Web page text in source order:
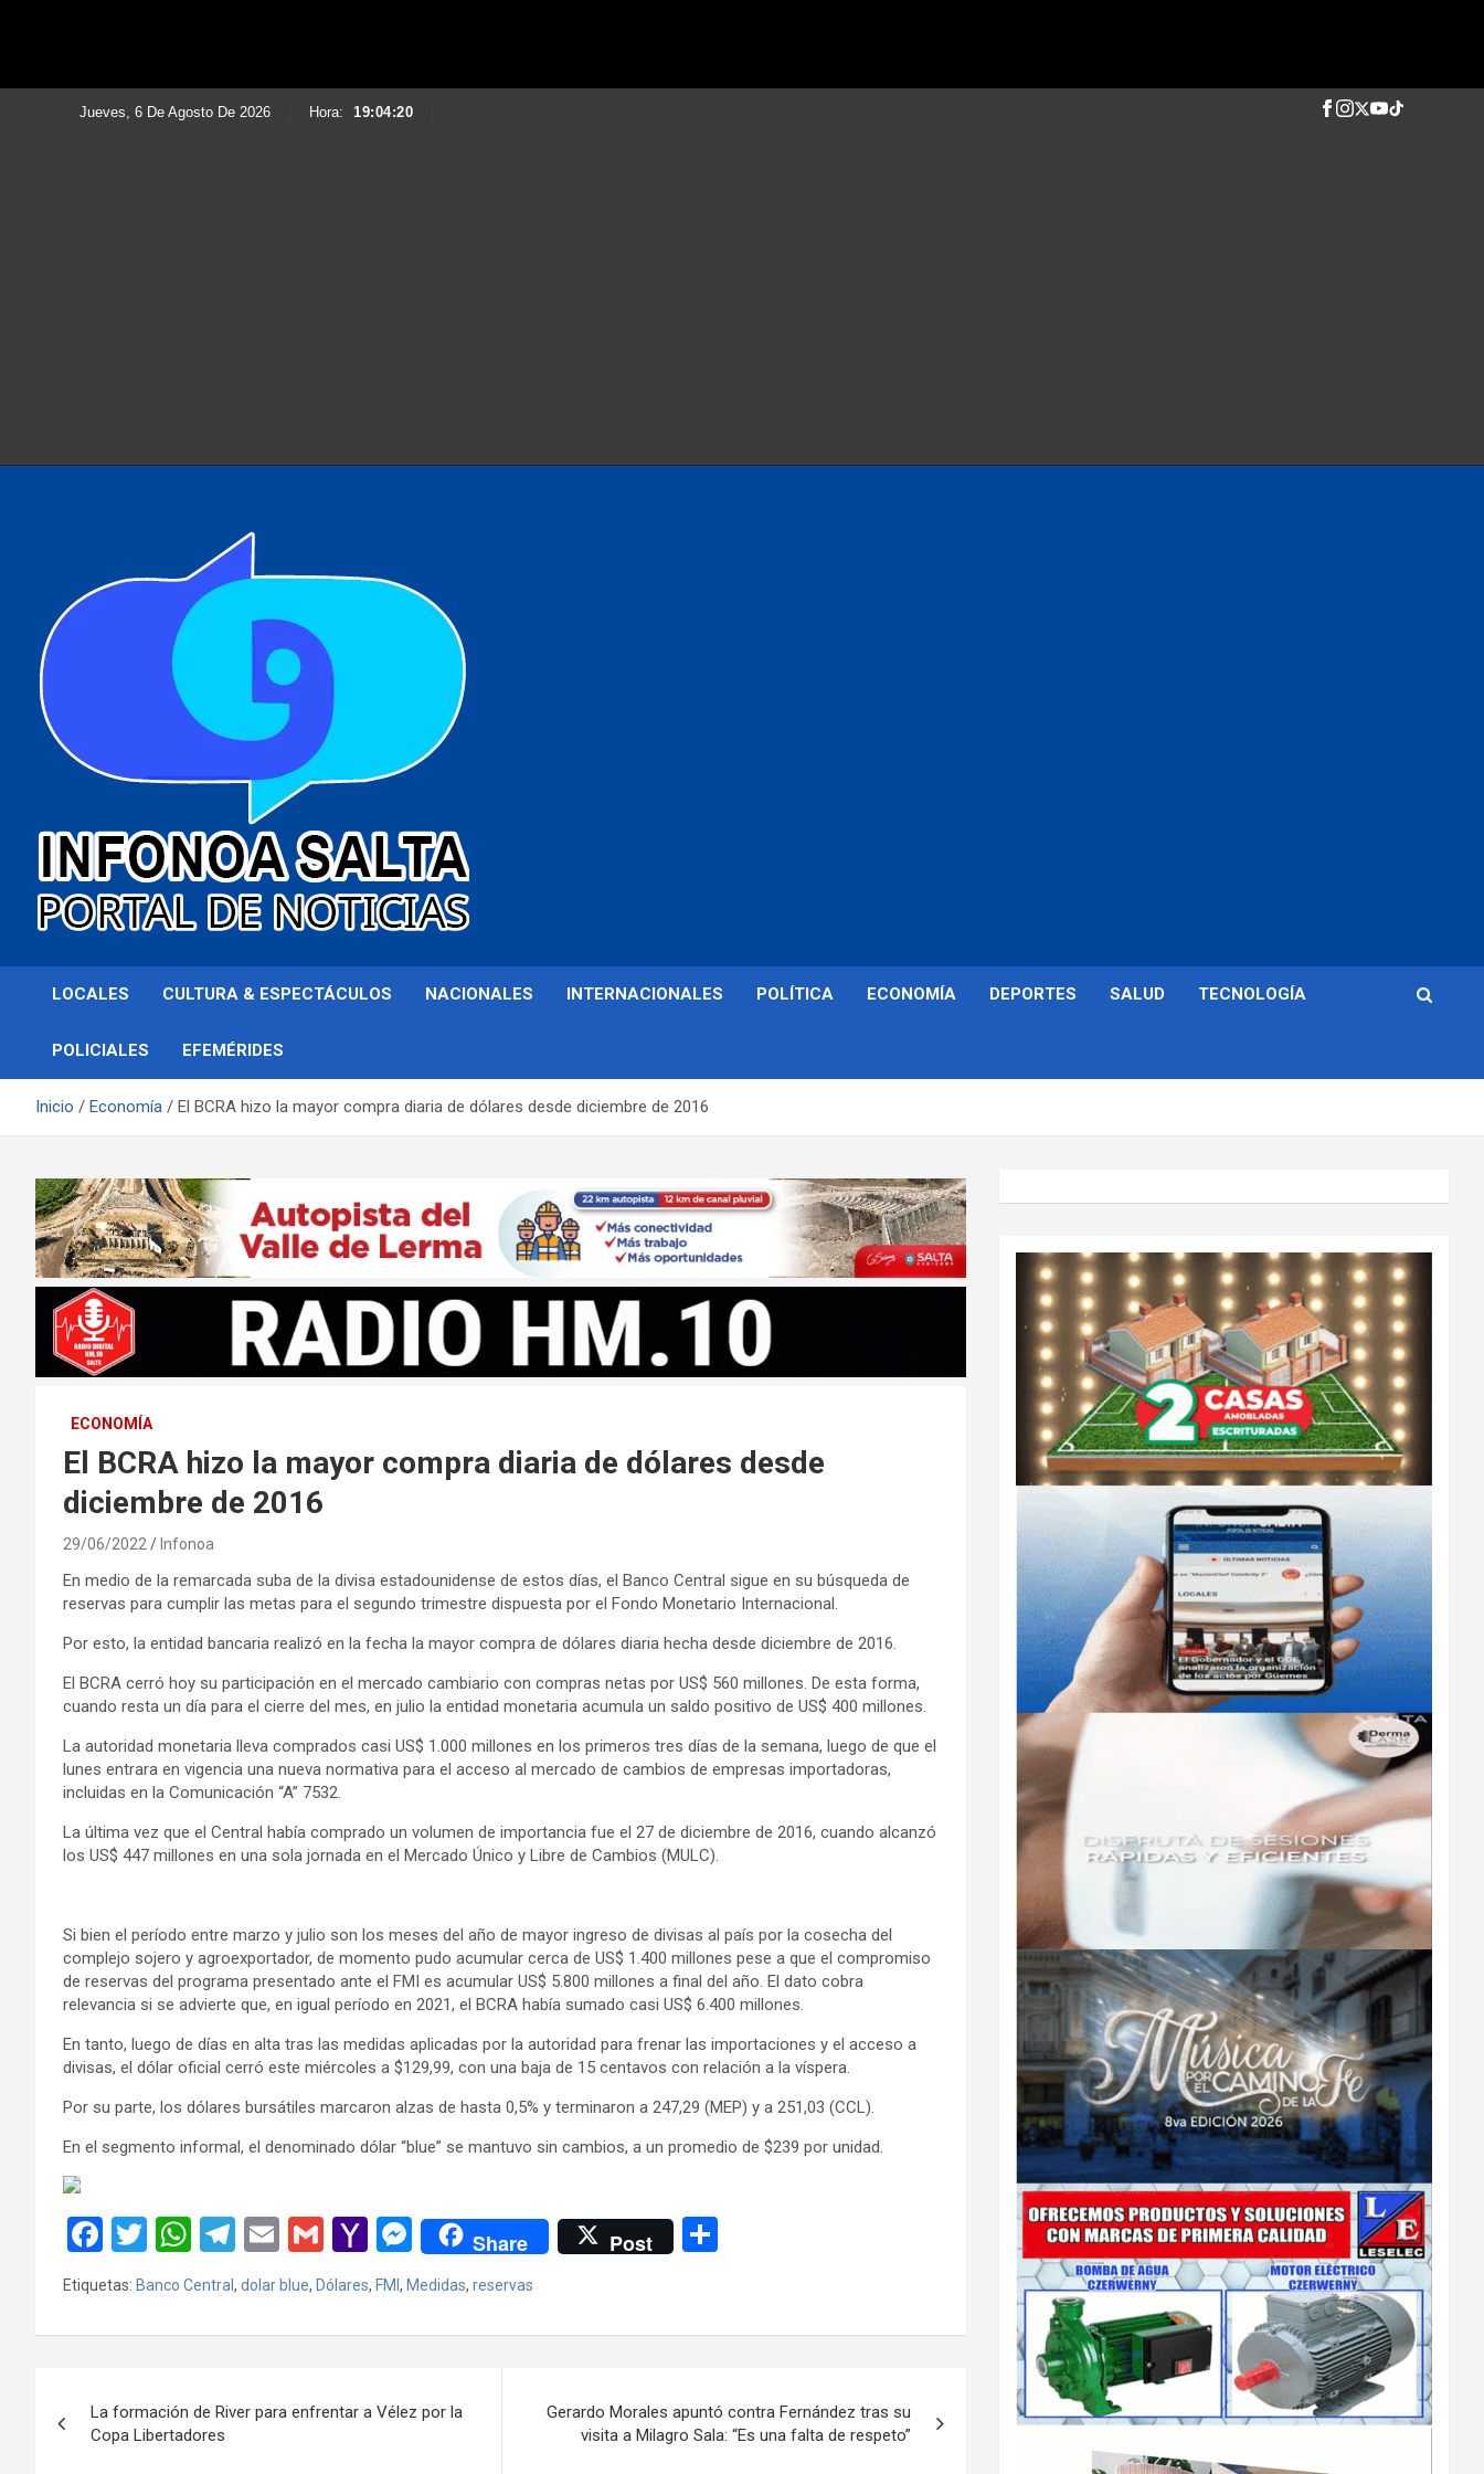
Jueves, 6 De Agosto De 2026 Hora: 19:04:21
Infonoa Salta
LOCALES CULTURA & ESPECTÁCULOS NACIONALES INTERNACIONALES POLÍTICA ECONOMÍA DEPORTES SALUD TECNOLOGÍA
POLICIALES EFEMÉRIDES
Inicio Economía El BCRA hizo la mayor compra diaria de dólares desde diciembre de 2016
ECONOMÍA
El BCRA hizo la mayor compra diaria de dólares desde
diciembre de 2016
29/06/2022 Infonoa
En medio de la remarcada suba de la divisa estadounidense de estos días, el Banco Central sigue en su búsqueda de
reservas para cumplir las metas para el segundo trimestre dispuesta por el Fondo Monetario Internacional.
Por esto, la entidad bancaria realizó en la fecha la mayor compra de dólares diaria hecha desde diciembre de 2016.
El BCRA cerró hoy su participación en el mercado cambiario con compras netas por US$ 560 millones. De esta forma,
cuando resta un día para el cierre del mes, en julio la entidad monetaria acumula un saldo positivo de US$ 400 millones.
La autoridad monetaria lleva comprados casi US$ 1.000 millones en los primeros tres días de la semana, luego de que el
lunes entrara en vigencia una nueva normativa para el acceso al mercado de cambios de empresas importadoras,
incluidas en la Comunicación “A” 7532.
La última vez que el Central había comprado un volumen de importancia fue el 27 de diciembre de 2016, cuando alcanzó
los US$ 447 millones en una sola jornada en el Mercado Único y Libre de Cambios (MULC).
Si bien el período entre marzo y julio son los meses del año de mayor ingreso de divisas al país por la cosecha del
complejo sojero y agroexportador, de momento pudo acumular cerca de US$ 1.400 millones pese a que el compromiso
de reservas del programa presentado ante el FMI es acumular US$ 5.800 millones a final del año. El dato cobra
relevancia si se advierte que, en igual período en 2021, el BCRA había sumado casi US$ 6.400 millones.
En tanto, luego de días en alta tras las medidas aplicadas por la autoridad para frenar las importaciones y el acceso a
divisas, el dólar oficial cerró este miércoles a $129,99, con una baja de 15 centavos con relación a la víspera.
Por su parte, los dólares bursátiles marcaron alzas de hasta 0,5% y terminaron a 247,29 (MEP) y a 251,03 (CCL).
En el segmento informal, el denominado dólar “blue” se mantuvo sin cambios, a un promedio de $239 por unidad.
F
a
ce
b
o
k
T
tt
er
W
h
at
s
p
p
T
el
e
gr
m
E
m
ail
G
m
ail
Y
a
h
o
M
M
es
se
n
er
Share Post
p
tir
Etiquetas: Banco Central, dolar blue, Dólares, FMI, Medidas, reservas
de
La formación de River para enfrentar a Vélez por la
Copa Libertadores
Gerardo Morales apuntó contra Fernández tras su
visita a Milagro Sala: “Es una falta de respeto”